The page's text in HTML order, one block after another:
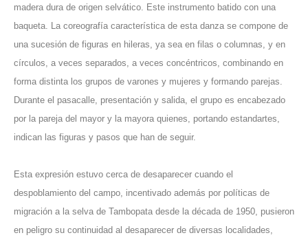
madera dura de origen selvático. Este instrumento batido con una
baqueta. La coreografía característica de esta danza se compone de
una sucesión de figuras en hileras, ya sea en filas o columnas, y en
círculos, a veces separados, a veces concéntricos, combinando en
forma distinta los grupos de varones y mujeres y formando parejas.
Durante el pasacalle, presentación y salida, el grupo es encabezado
por la pareja del mayor y la mayora quienes, portando estandartes,
indican las figuras y pasos que han de seguir.
Esta expresión estuvo cerca de desaparecer cuando el
despoblamiento del campo, incentivado además por políticas de
migración a la selva de Tambopata desde la década de 1950, pusieron
en peligro su continuidad al desaparecer de diversas localidades,